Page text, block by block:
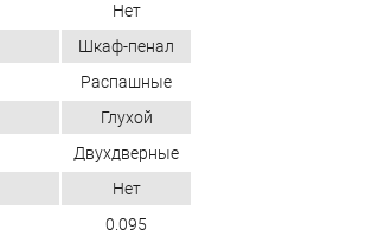
Нет
Шкаф-пенал
Распашные
Глухой
Двухдверные
Нет
0.095